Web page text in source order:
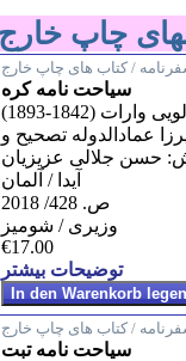
/ کتاب های چاپ خارج
سیاحت نامه کره
(1842-1893)
عمادالدوله تصحيح و
حسن جلالى عزيزيان
آیدا / آلمان
ص. 428/ 2018
وزیری / شومیز
€17.00
توضیحات بیشتر
/ کتاب های چاپ خارج
سیاحت نامه تبت